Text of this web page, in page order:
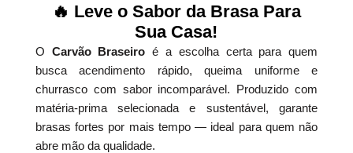
🔥 Leve o Sabor da Brasa Para
Sua Casa!
O Carvão Braseiro é a escolha certa para quem
busca acendimento rápido, queima uniforme e
churrasco com sabor incomparável. Produzido com
matéria-prima selecionada e sustentável, garante
brasas fortes por mais tempo — ideal para quem não
abre mão da qualidade.